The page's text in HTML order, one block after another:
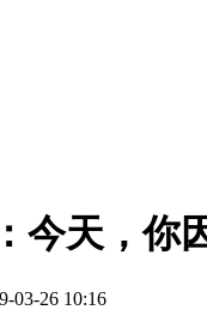
今天，你
03-26 10:16